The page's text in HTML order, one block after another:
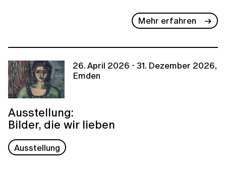
Mehr erfahren
26. April 2026 - 31. Dezember 2026,
Emden
Ausstellung:
Bilder, die wir lieben
Ausstellung